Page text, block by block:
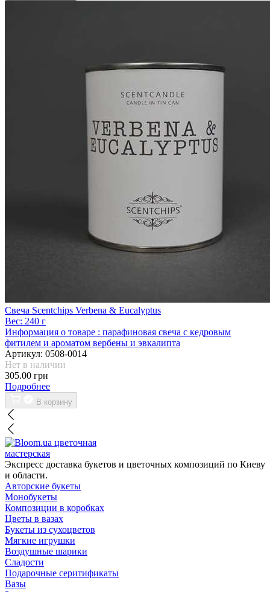
Свеча Scentchips Verbena & Eucalyptus
Вес: 240 г
Информация о товаре : парафиновая свеча с кедровым
фитилем и ароматом вербены и эвкалипта
Артикул: 0508-0014
Нет в наличии
305.00 грн
Подробнее
В корзину
цветочная
мастерская
Экспресс доставка букетов и цветочных композиций по Киеву
и области.
Авторские букеты
Монобукеты
Композиции в коробках
Цветы в вазах
Букеты из сухоцветов
Мягкие игрушки
Воздушные шарики
Сладости
Подарочные серитификаты
Вазы